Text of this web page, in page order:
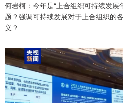
何岩柯：今年是“上合组织可持续发展
题？强调可持续发展对于上合组织的
义？